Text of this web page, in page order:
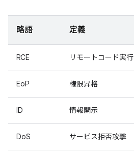
略語 定義
RCE リモートコード実行
EoP 権限昇格
ID 情報開示
DoS サービス拒否攻撃